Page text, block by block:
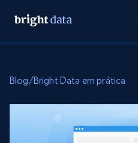
Blog/Bright Data em prática